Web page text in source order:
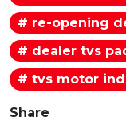
# re-opening
# dealer tvs
# tvs motor
Share